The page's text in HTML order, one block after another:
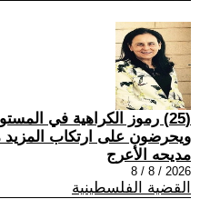
(25) رموز الكراهية في
ويحرضون على ارتكاب المزيد
مديحه الأعرج
2026 / 8 / 8
القضية الفلسطينية